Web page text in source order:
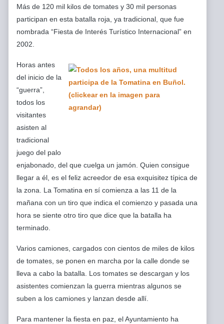
Más de 120 mil kilos de tomates y 30 mil personas
participan en esta batalla roja, ya tradicional, que fue
nombrada “Fiesta de Interés Turístico Internacional” en
2002.
Horas antes
del inicio de la
“guerra”,
todos los
visitantes
asisten al
tradicional
juego del palo
enjabonado, del que cuelga un jamón. Quien consigue
llegar a él, es el feliz acreedor de esa exquisitez típica de
la zona. La Tomatina en sí comienza a las 11 de la
mañana con un tiro que indica el comienzo y pasada una
hora se siente otro tiro que dice que la batalla ha
terminado.
Varios camiones, cargados con cientos de miles de kilos
de tomates, se ponen en marcha por la calle donde se
lleva a cabo la batalla. Los tomates se descargan y los
asistentes comienzan la guerra mientras algunos se
suben a los camiones y lanzan desde allí.
Para mantener la fiesta en paz, el Ayuntamiento ha